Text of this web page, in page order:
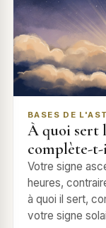
BASES DE
À quoi sert
complète-t-
Votre signe
heures,
à quoi il sert,
votre signe